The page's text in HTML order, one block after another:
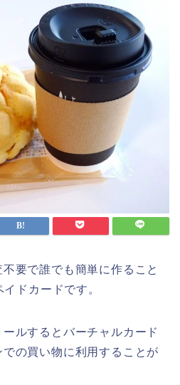
要で誰でも簡単に作ること
ドカードです。
ルするとバーチャルカード
の買い物に利用することが